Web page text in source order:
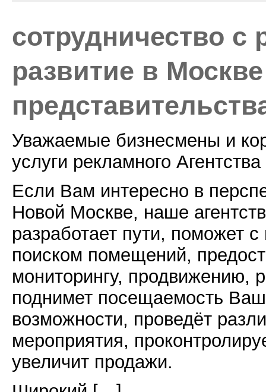
сотрудничество с
развитие в Москве
Уважаемые бизнесмены и
услуги рекламного
Если Вам интересно в
Новой Москве, наше
разработает пути, поможет
поиском помещений,
мониторингу, продвижению,
поднимет посещаемость
возможности, проведёт
мероприятия,
увеличит продажи.